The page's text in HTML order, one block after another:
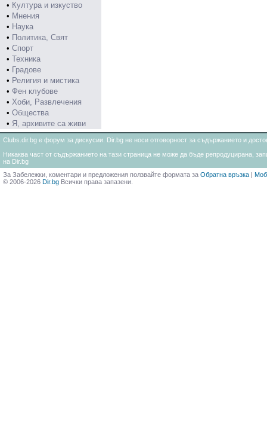
• Култура и изкуство
• Мнения
• Наука
• Политика, Свят
• Спорт
• Техника
• Градове
• Религия и мистика
• Фен клубове
• Хоби, Развлечения
• Общества
• Я, архивите са живи
Clubs.dir.bg е форум за дискусии. Dir.bg не носи отговорност за съдържанието и
Никаква част от съдържанието на тази страница не може да бъде репродуцирана,
на Dir.bg
За Забележки, коментари и предложения ползвайте формата за Обратна връзка |
© 2006-2026 Dir.bg Всички права запазени.